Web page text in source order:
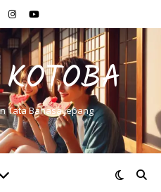
Tata Bahasa Jepang